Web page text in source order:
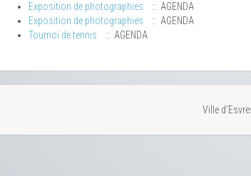
Exposition de photographies
:: AGENDA
Exposition de photographies
:: AGENDA
Tournoi de tennis
:: AGENDA
Ville